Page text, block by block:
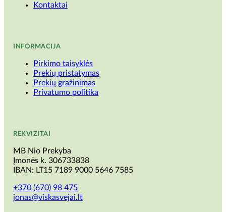
Kontaktai
INFORMACIJA
Pirkimo taisyklės
Prekių pristatymas
Prekių gražinimas
Privatumo politika
REKVIZITAI
MB Nio Prekyba
Įmonės k. 306733838
IBAN: LT15 7189 9000 5646 7585
+370 (670) 98 475
jonas@viskasvejai.lt